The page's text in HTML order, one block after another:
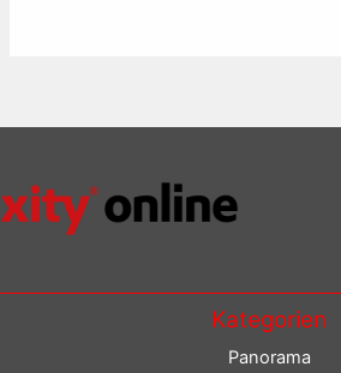
Kategorien
Panorama